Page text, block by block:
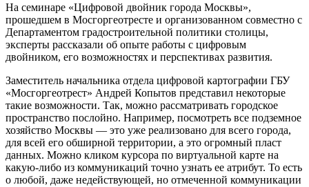
На семинаре «Цифровой двойник города Москвы»,
прошедшем в Мосгоргеотресте и организованном совместно с
Департаментом градостроительной политики столицы,
эксперты рассказали об опыте работы с цифровым
двойником, его возможностях и перспективах развития.
Заместитель начальника отдела цифровой картографии ГБУ
«Мосгоргеотрест» Андрей Копытов представил некоторые
такие возможности. Так, можно рассматривать городское
пространство послойно. Например, посмотреть все подземное
хозяйство Москвы — это уже реализовано для всего города,
для всей его обширной территории, а это огромный пласт
данных. Можно кликом курсора по виртуальной карте на
какую-либо из коммуникаций точно узнать ее атрибут. То есть
о любой, даже недействующей, но отмеченной коммуникации